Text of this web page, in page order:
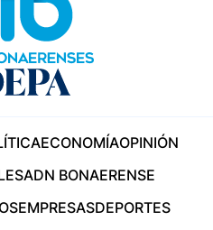
ECONOMÍAOPINIÓN
ADN BONAERENSE
EMPRESASDEPORTES